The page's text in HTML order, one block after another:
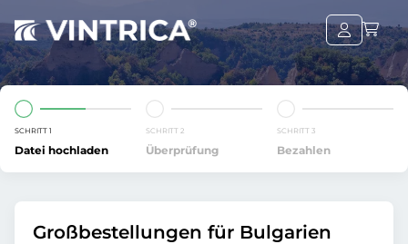
SCHRITT 1
Datei hochladen
SCHRITT 2
Überprüfung
SCHRITT 3
Bezahlen
Großbestellungen für Bulgarien